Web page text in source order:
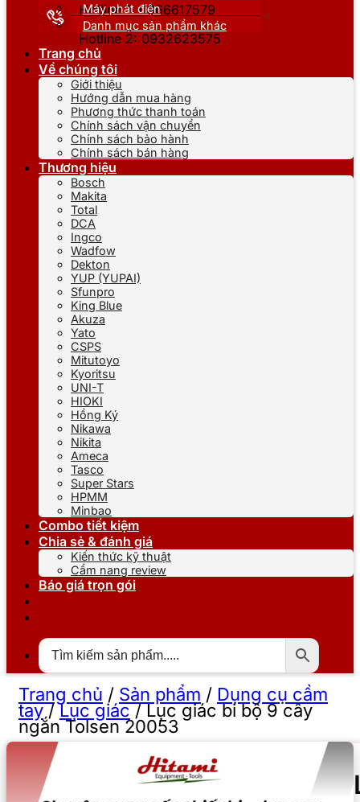
Hotline 1: 0866617579
Hotline 2: 0932623575
Máy phát điện
Danh mục sản phẩm khác
Trang chủ
Về chúng tôi
Giới thiệu
Hướng dẫn mua hàng
Phương thức thanh toán
Chính sách vận chuyển
Chính sách bảo hành
Chính sách bán hàng
Thương hiệu
Bosch
Makita
Total
DCA
Ingco
Wadfow
Dekton
YUP (YUPAI)
Sfunpro
King Blue
Akuza
Yato
CSPS
Mitutoyo
Kyoritsu
UNI-T
HIOKI
Hồng Ký
Nikawa
Nikita
Ameca
Tasco
Super Stars
HPMM
Minbao
Combo tiết kiệm
Chia sẻ & đánh giá
Kiến thức kỹ thuật
Cẩm nang review
Báo giá trọn gói
Trang chủ / Sản phẩm / Dụng cụ cầm
tay/Lục giác/Lục giác bi bộ 9 cây
ngắn Tolsen 20053